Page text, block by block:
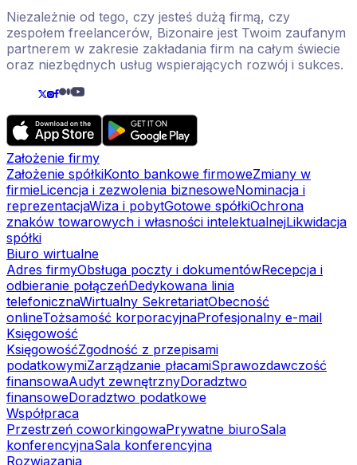
Niezależnie od tego, czy jesteś dużą firmą, czy
zespołem freelancerów, Bizonaire jest Twoim zaufanym
partnerem w zakresie zakładania firm na całym świecie
oraz niezbędnych usług wspierających rozwój i sukces.
Założenie firmy
Założenie spółkiKonto bankowe firmoweZmiany w
firmieLicencja i zezwolenia biznesoweNominacja i
reprezentacjaWiza i pobytGotowe spółkiOchrona
znaków towarowych i własności intelektualnejLikwidacja
spółki
Biuro wirtualne
Adres firmyObsługa poczty i dokumentówRecepcja i
odbieranie połączeńDedykowana linia
telefonicznaWirtualny SekretariatObecność
onlineTożsamość korporacyjnaProfesjonalny e-mail
Księgowość
KsięgowośćZgodność z przepisami
podatkowymiZarządzanie płacamiSprawozdawczość
finansowaAudyt zewnętrznyDoradztwo
finansoweDoradztwo podatkowe
Współpraca
Przestrzeń coworkingowaPrywatne biuroSala
konferencyjnaSala konferencyjna
Rozwiązania